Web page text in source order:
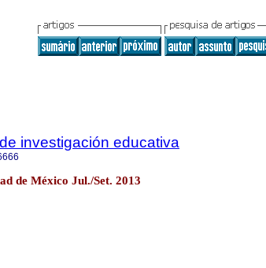
investigación educativa
de México Jul./Set. 2013